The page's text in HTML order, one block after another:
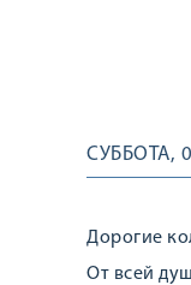
СУББОТА,
Дорогие
От всей